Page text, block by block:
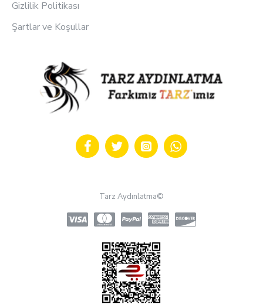
Gizlilik Politikası
Şartlar ve Koşullar
Tarz Aydınlatma©